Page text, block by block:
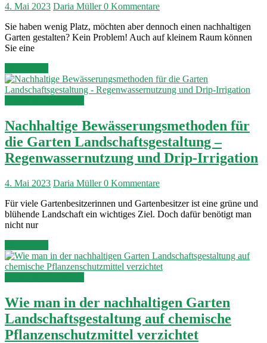
4. Mai 2023 Daria Müller0 Kommentare
Sie haben wenig Platz, möchten aber dennoch einen nachhaltigen
Garten gestalten? Kein Problem! Auch auf kleinem Raum können
Sie eine
Nachhaltige Bewässerungsmethoden für
die Garten Landschaftsgestaltung –
Regenwassernutzung und Drip-Irrigation
4. Mai 2023 Daria Müller0 Kommentare
Für viele Gartenbesitzerinnen und Gartenbesitzer ist eine grüne und
blühende Landschaft ein wichtiges Ziel. Doch dafür benötigt man
nicht nur
Wie man in der nachhaltigen Garten
Landschaftsgestaltung auf chemische
Pflanzenschutzmittel verzichtet